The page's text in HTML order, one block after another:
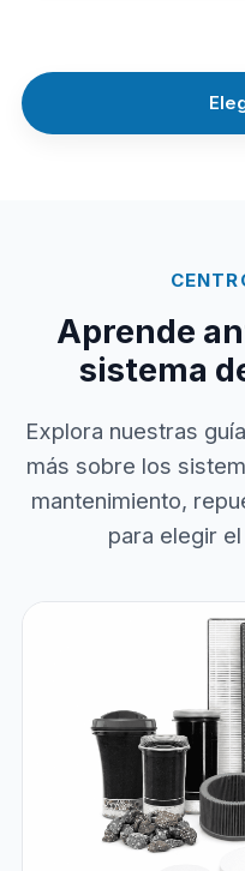
Aprende
sistema
Explora nuestras
más sobre los
mantenimiento,
para elegir